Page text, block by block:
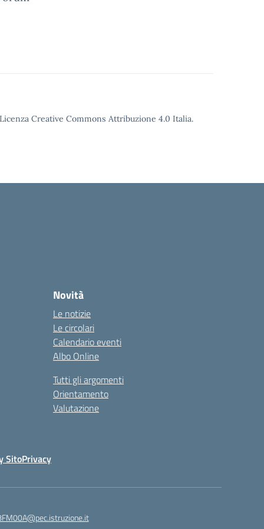
Creative Commons Attribuzione 4.0 Italia.
Novità
Le notizie
Le circolari
Calendario eventi
Albo Online
Tutti gli argomenti
Orientamento
Valutazione
SitoPrivacy